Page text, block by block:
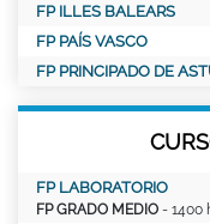
FP ILLES BALEARS
FP PAÍS VASCO
FP PRINCIPADO DE
FP LABORATORIO
FP GRADO MEDIO - 1400